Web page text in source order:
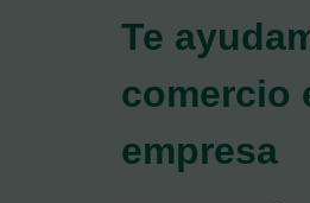
Te
comercio
empresa